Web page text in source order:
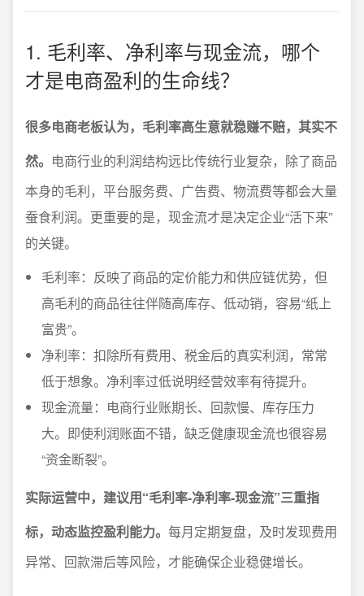
1. 毛利率、净利率与现金流，哪个
才是电商盈利的生命线？
很多电商老板认为，毛利率高生意就稳赚不赔，其实不
然。 电商行业的利润结构远比传统行业复杂，除了商品
本身的毛利，平台服务费、广告费、物流费等都会大量
蚕食利润。更重要的是，现金流才是决定企业“活下来”
的关键。
毛利率：反映了商品的定价能力和供应链优势，但
高毛利的商品往往伴随高库存、低动销，容易“纸上
富贵”。
净利率：扣除所有费用、税金后的真实利润，常常
低于想象。净利率过低说明经营效率有待提升。
现金流量：电商行业账期长、回款慢、库存压力
大。即使利润账面不错，缺乏健康现金流也很容易
“资金断裂”。
实际运营中，建议用“毛利率-净利率-现金流”三重指
标，动态监控盈利能力。 每月定期复盘，及时发现费用
异常、回款滞后等风险，才能确保企业稳健增长。